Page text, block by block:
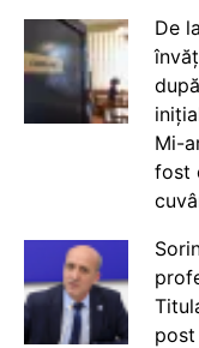
De
Mi-
fost